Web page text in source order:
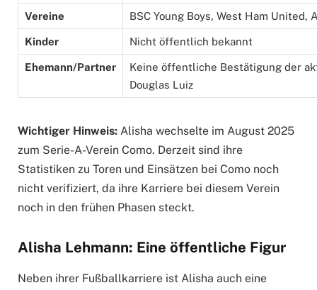
Vereine BSC Young Boys, West Ham United,
Kinder Nicht öffentlich bekannt
Ehemann/Partner
Keine öffentliche Bestätigung der
Douglas Luiz
Wichtiger Hinweis: Alisha wechselte im August 2025
zum Serie-A-Verein Como. Derzeit sind ihre
Statistiken zu Toren und Einsätzen bei Como noch
nicht verifiziert, da ihre Karriere bei diesem Verein
noch in den frühen Phasen steckt.
Alisha Lehmann: Eine öffentliche Figur
Neben ihrer Fußballkarriere ist Alisha auch eine